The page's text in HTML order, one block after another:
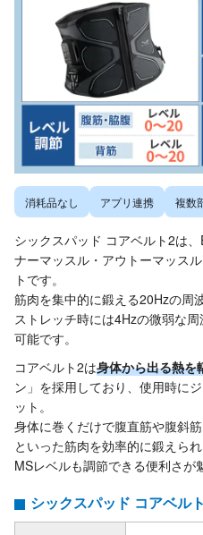
消耗品なし アプリ連携 複数
シックスパッド コアベルト2は
ナーマッスル・アウトーマッス
トです。
筋肉を集中的に鍛える20Hzの周
ストレッチ時には4Hzの微弱な
可能です。
コアベルト2は身体から出る熱を
ン」を採用しており、使用時に
ット。
身体に巻くだけで腹直筋や腹斜
といった筋肉を効率的に鍛えら
MSレベルも調節できる便利さが
シックスパッド コアベル